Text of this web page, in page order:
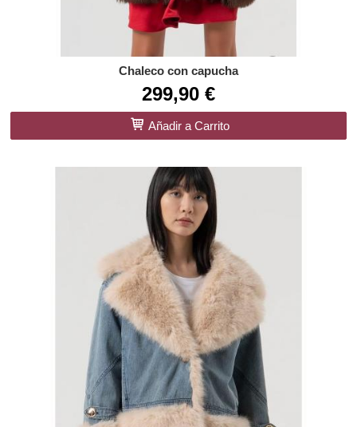
Chaleco con capucha
299,90 €
Añadir a Carrito